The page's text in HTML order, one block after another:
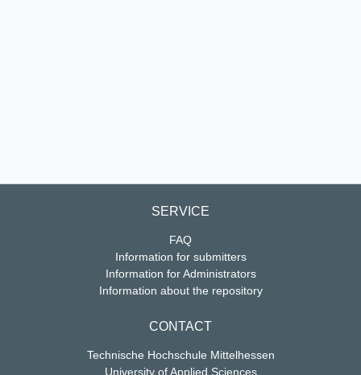
SERVICE
FAQ
Information for submitters
Information for Administrators
Information about the repository
CONTACT
Technische Hochschule Mittelhessen
University of Applied Sciences